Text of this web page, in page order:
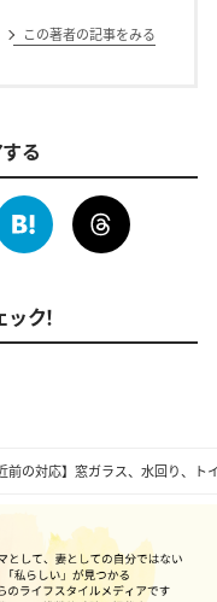
前の対応】窓ガラス、水回り、
この著者の記事をみる
る
ク！